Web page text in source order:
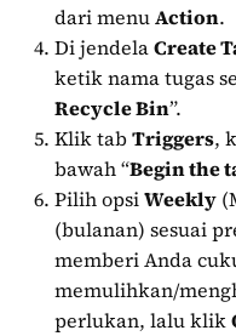
dari menuAction.
Di jendelaCreate
ketik nama tugas
Recycle Bin”.
Klik tabTriggers,
bawah “Begin the
Pilih opsiWeekly
(bulanan) sesuai
memberi Anda
memulihkan/
perlukan, lalu klik